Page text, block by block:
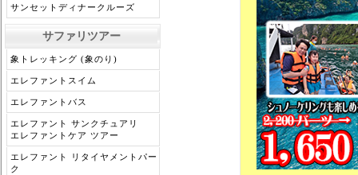
サンセットディナークルーズ
サファリツアー
象トレッキング (象のり)
エレファントスイム
エレファントバス
エレファント サンクチュアリ
エレファントケア ツアー
エレファント リタイヤメントパー
ク